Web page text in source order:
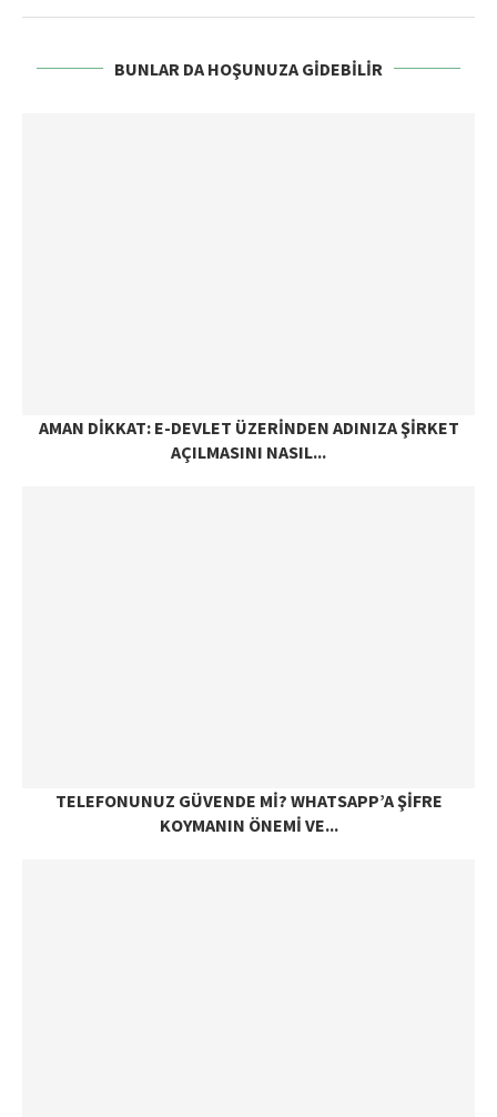
BUNLAR DA HOŞUNUZA GIDEBILIR
AMAN DIKKAT: E-DEVLET ÜZERINDEN ADINIZA ŞIRKET
AÇILMASINI NASIL...
TELEFONUNUZ GÜVENDE MI? WHATSAPP’A ŞIFRE
KOYMANIN ÖNEMI VE...